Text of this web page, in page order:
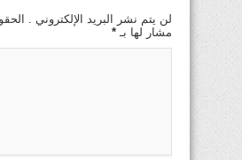
لن يتم نشر البريد الإلكتروني .
مشار لها بـ *